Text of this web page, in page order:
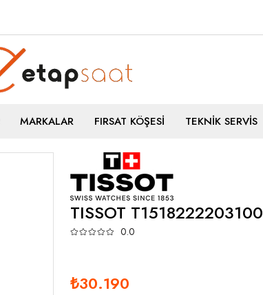
MARKALAR FIRSAT KÖŞESİ TEKNİK SERVİS
TISSOT T1518222203100
0.0
₺30.190